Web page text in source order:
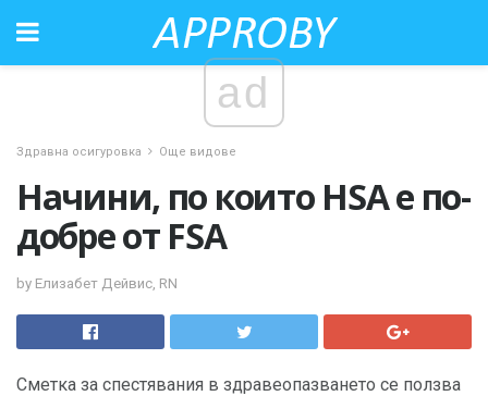
ad
Здравна осигуровка Още видове
Начини, по които HSA е по-
добре от FSA
by Елизабет Дейвис, RN
Сметка за спестявания в здравеопазването се ползва